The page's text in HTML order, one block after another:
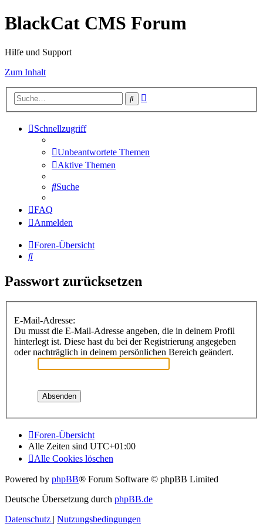
BlackCat CMS Forum
Hilfe und Support
Zum Inhalt
Suche
Schnellzugriff
Unbeantwortete Themen
Aktive Themen
Suche
FAQ
Anmelden
Foren-Übersicht
Suche
Passwort zurücksetzen
E-Mail-Adresse:
Du musst die E-Mail-Adresse angeben, die in deinem Profil
hinterlegt ist. Diese hast du bei der Registrierung angegeben
oder nachträglich in deinem persönlichen Bereich geändert.
Foren-Übersicht
Alle Zeiten sind UTC+01:00
Alle Cookies löschen
Powered by phpBB® Forum Software © phpBB Limited
Deutsche Übersetzung durch phpBB.de
Datenschutz | Nutzungsbedingungen